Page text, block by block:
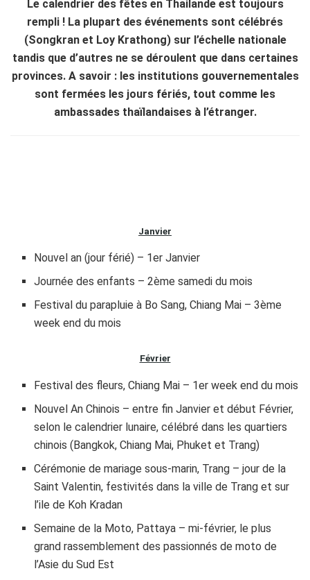
Le calendrier des fêtes en Thailande est toujours
rempli ! La plupart des événements sont célébrés
(Songkran et Loy Krathong) sur l’échelle nationale
tandis que d’autres ne se déroulent que dans certaines
provinces. A savoir : les institutions gouvernementales
sont fermées les jours fériés, tout comme les
ambassades thaïlandaises à l’étranger.
Janvier
Nouvel an (jour férié) – 1er Janvier
Journée des enfants – 2ème samedi du mois
Festival du parapluie à Bo Sang, Chiang Mai – 3ème
week end du mois
Février
Festival des fleurs, Chiang Mai – 1er week end du mois
Nouvel An Chinois – entre fin Janvier et début Février,
selon le calendrier lunaire, célébré dans les quartiers
chinois (Bangkok, Chiang Mai, Phuket et Trang)
Cérémonie de mariage sous-marin, Trang – jour de la
Saint Valentin, festivités dans la ville de Trang et sur
l’ile de Koh Kradan
Semaine de la Moto, Pattaya – mi-février, le plus
grand rassemblement des passionnés de moto de
l’Asie du Sud Est